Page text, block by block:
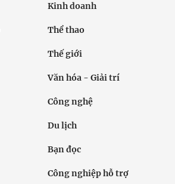
Kinh doanh
Thể thao
Thế giới
Văn hóa - Giải trí
Công nghệ
Du lịch
Bạn đọc
Công nghiệp hỗ trợ